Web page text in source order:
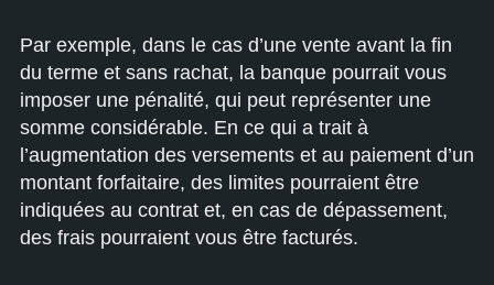
Par exemple, dans le cas d’une vente avant la fin
du terme et sans rachat, la banque pourrait vous
imposer une pénalité, qui peut représenter une
somme considérable. En ce qui a trait à
l’augmentation des versements et au paiement d’un
montant forfaitaire, des limites pourraient être
indiquées au contrat et, en cas de dépassement,
des frais pourraient vous être facturés.